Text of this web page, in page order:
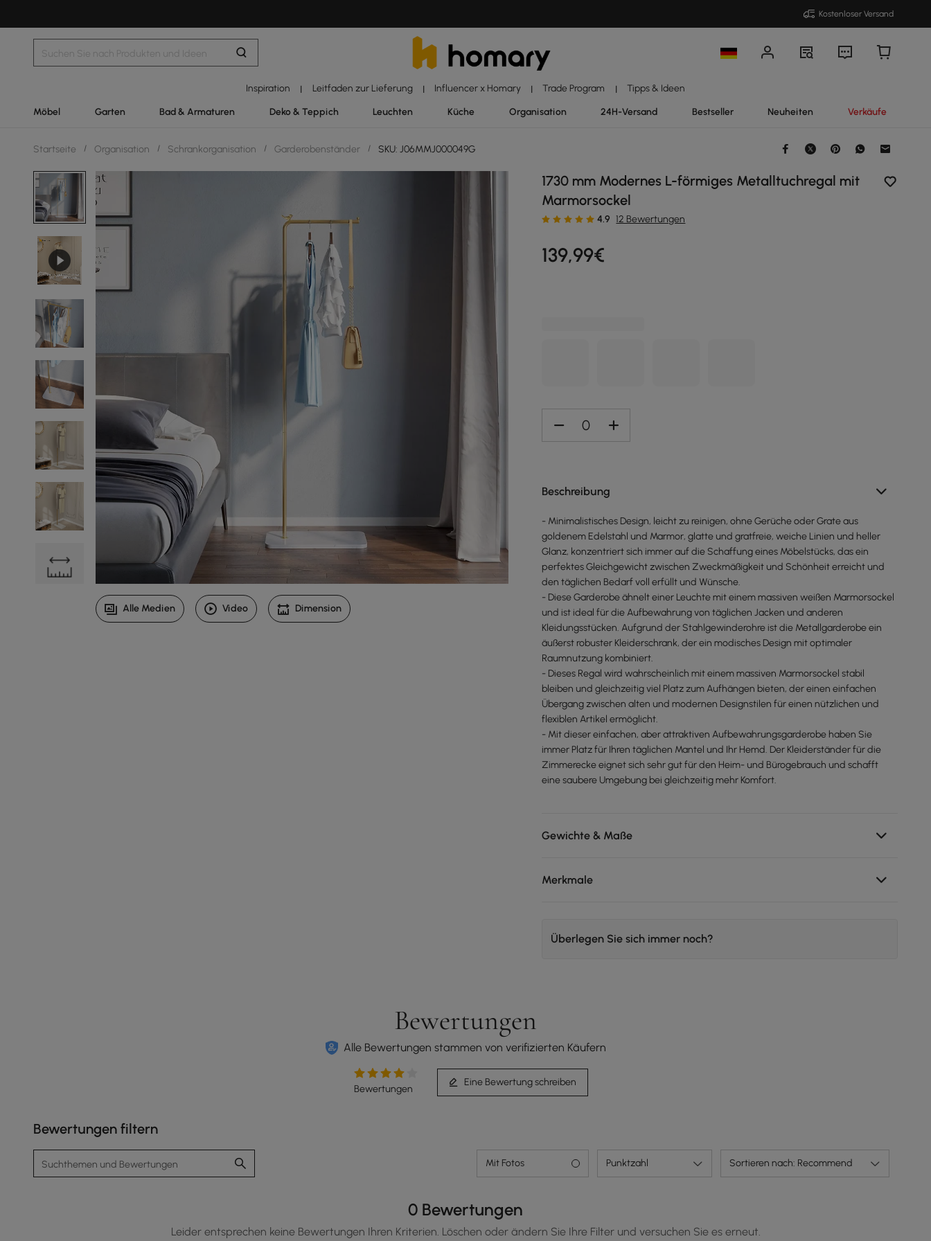
Kostenloser Versand
Inspiration | Leitfaden zur Lieferung | Influencer x Homary | Trade Program | Tipps & Ideen
Möbel Garten Bad & Armaturen Deko & Teppich Leuchten Küche Organisation 24H-Versand Bestseller Neuheiten Verkäufe
Startseite / Organisation / Schrankorganisation / Garderobenständer / SKU: J06MMJ000049G
1730 mm Modernes L-förmiges Metalltuchregal mit
Marmorsockel
4.9 12 Bewertungen
139,99€
Beschreibung
- Minimalistisches Design, leicht zu reinigen, ohne Gerüche oder Grate aus
goldenem Edelstahl und Marmor, glatte und gratfreie, weiche Linien und heller
Glanz, konzentriert sich immer auf die Schaffung eines Möbelstücks, das ein
perfektes Gleichgewicht zwischen Zweckmäßigkeit und Schönheit erreicht und
den täglichen Bedarf voll erfüllt und Wünsche.
- Diese Garderobe ähnelt einer Leuchte mit einem massiven weißen Marmorsockel
und ist ideal für die Aufbewahrung von täglichen Jacken und anderen
Kleidungsstücken. Aufgrund der Stahlgewinderohre ist die Metallgarderobe ein
äußerst robuster Kleiderschrank, der ein modisches Design mit optimaler
Raumnutzung kombiniert.
- Dieses Regal wird wahrscheinlich mit einem massiven Marmorsockel stabil
bleiben und gleichzeitig viel Platz zum Aufhängen bieten, der einen einfachen
Übergang zwischen alten und modernen Designstilen für einen nützlichen und
flexiblen Artikel ermöglicht.
- Mit dieser einfachen, aber attraktiven Aufbewahrungsgarderobe haben Sie
immer Platz für Ihren täglichen Mantel und Ihr Hemd. Der Kleiderständer für die
Zimmerecke eignet sich sehr gut für den Heim- und Bürogebrauch und schafft
eine saubere Umgebung bei gleichzeitig mehr Komfort.
Gewichte & Maße
Merkmale
Überlegen Sie sich immer noch?
Alle Medien Video Dimension
Bewertungen
Alle Bewertungen stammen von verifizierten Käufern
Bewertungen
Eine Bewertung schreiben
Bewertungen filtern
Mit Fotos Punktzahl Sortieren nach: Recommend
0 Bewertungen
Leider entsprechen keine Bewertungen Ihren Kriterien. Löschen oder ändern Sie Ihre Filter und versuchen Sie es erneut.